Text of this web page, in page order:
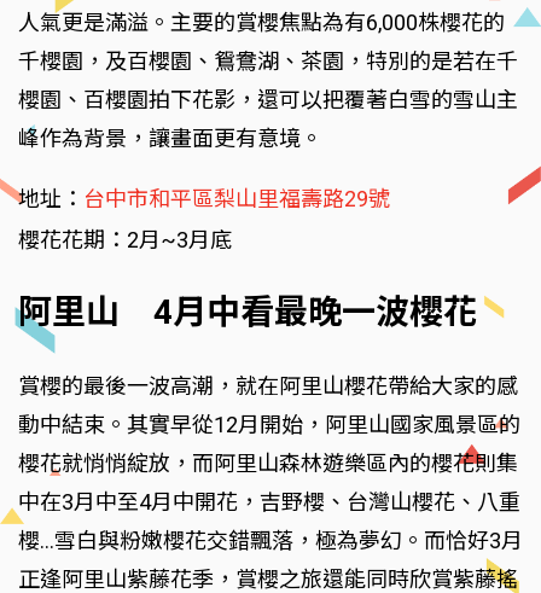
人氣更是滿溢。主要的賞櫻焦點為有6,000株櫻花的
千櫻園，及百櫻園、鴛鴦湖、茶園，特別的是若在千
櫻園、百櫻園拍下花影，還可以把覆著白雪的雪山主
峰作為背景，讓畫面更有意境。
地址： 台中市和平區梨山里福壽路29號
櫻花花期：2月~3月底
阿里山 4月中看最晚一波櫻花
賞櫻的最後一波高潮，就在阿里山櫻花帶給大家的感
動中結束。其實早從12月開始，阿里山國家風景區的
櫻花就悄悄綻放，而阿里山森林遊樂區內的櫻花則集
中在3月中至4月中開花，吉野櫻、台灣山櫻花、八重
櫻…雪白與粉嫩櫻花交錯飄落，極為夢幻。而恰好3月
正逢阿里山紫藤花季，賞櫻之旅還能同時欣賞紫藤搖